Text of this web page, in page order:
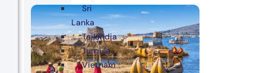
Sri
Lanka
Tailandia
Turquía
Vietnam